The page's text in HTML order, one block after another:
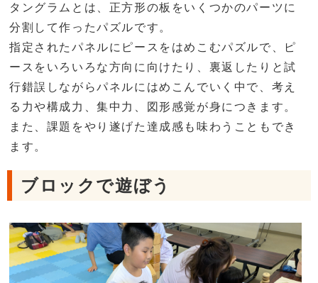
タングラムとは、正方形の板をいくつかのパーツに
分割して作ったパズルです。
指定されたパネルにピースをはめこむパズルで、ピ
ースをいろいろな方向に向けたり、裏返したりと試
行錯誤しながらパネルにはめこんでいく中で、考え
る力や構成力、集中力、図形感覚が身につきます。
また、課題をやり遂げた達成感も味わうこともでき
ます。
ブロックで遊ぼう